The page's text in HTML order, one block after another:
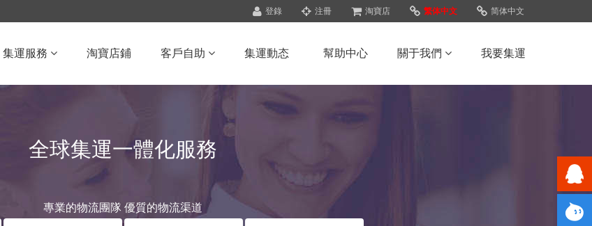
登錄 注冊 淘寶店 繁体中文 简体中文
集運服務 淘寶店鋪 客戶自助 集運動态 幫助中心 關于我們 我要集運
全球集運一體化服務
專業的物流團隊 優質的物流渠道 QQ咨詢